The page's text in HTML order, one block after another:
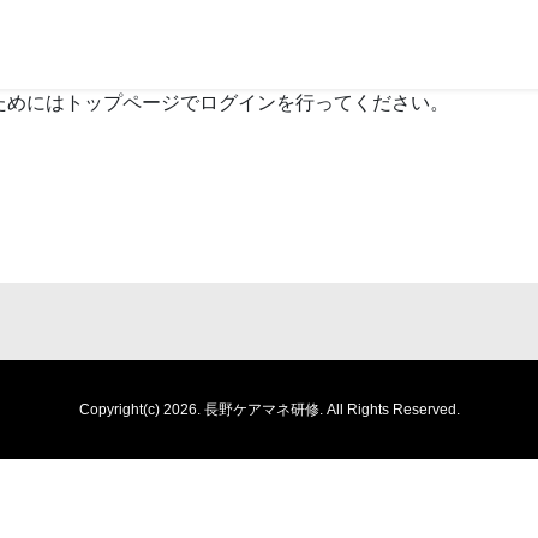
にはトップページでログインを行ってください。
Copyright(c) 2026. 長野ケアマネ研修. All Rights Reserved.